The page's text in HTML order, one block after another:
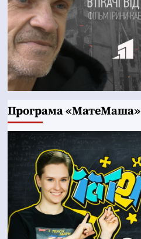
Програма «МатеМаша»